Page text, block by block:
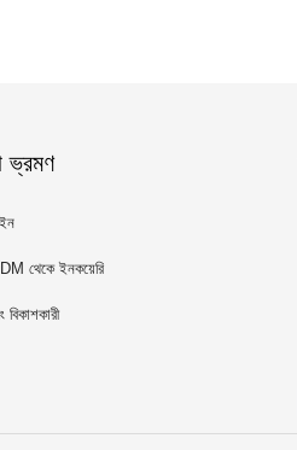
ভ্রমণ
থেকে ইনকয়েরি
বিকাশকারী